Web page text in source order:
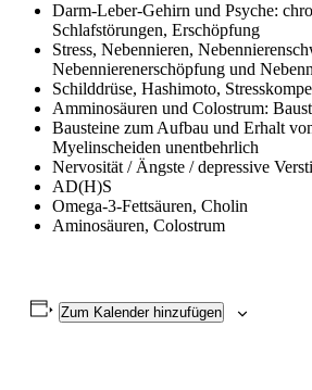
Darm-Leber-Gehirn und Psyche:
Schlafstörungen, Erschöpfung
Stress, Nebennieren,
Nebennierenerschöpfung und
Schilddrüse, Hashimoto,
Amminosäuren und Colostrum:
Bausteine zum Aufbau und Erhalt
Myelinscheiden unentbehrlich
Nervosität / Ängste / depressive
AD(H)S
Omega-3-Fettsäuren, Cholin
Aminosäuren, Colostrum
Zum Kalender hinzufügen